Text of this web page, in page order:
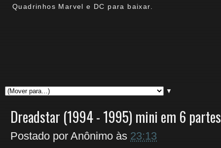
Quadrinhos Marvel e DC para baixar.
▼
Dreadstar (1994 - 1995) mini em 6 partes
Postado por Anônimo às 23:13